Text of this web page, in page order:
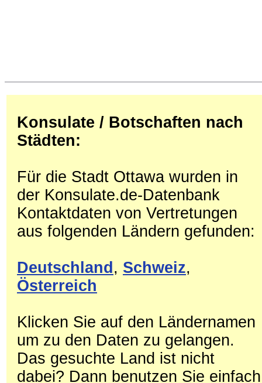
Konsulate / Botschaften nach
Städten:
Für die Stadt Ottawa wurden in
der Konsulate.de-Datenbank
Kontaktdaten von Vertretungen
aus folgenden Ländern gefunden:
Deutschland , Schweiz,
Österreich
Klicken Sie auf den Ländernamen
um zu den Daten zu gelangen.
Das gesuchte Land ist nicht
dabei? Dann benutzen Sie einfach